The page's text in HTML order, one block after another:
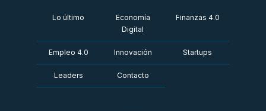
Lo último
Economía
Digital
Finanzas 4.0
Empleo 4.0 Innovación Startups
Leaders Contacto